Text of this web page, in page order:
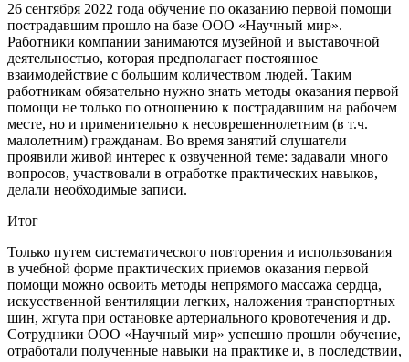
26 сентября 2022 года обучение по оказанию первой помощи
пострадавшим прошло на базе ООО «Научный мир».
Работники компании занимаются музейной и выставочной
деятельностью, которая предполагает постоянное
взаимодействие с большим количеством людей. Таким
работникам обязательно нужно знать методы оказания первой
помощи не только по отношению к пострадавшим на рабочем
месте, но и применительно к несоврешеннолетним (в т.ч.
малолетним) гражданам. Во время занятий слушатели
проявили живой интерес к озвученной теме: задавали много
вопросов, участвовали в отработке практических навыков,
делали необходимые записи.
Итог
Только путем систематического повторения и использования
в учебной форме практических приемов оказания первой
помощи можно освоить методы непрямого массажа сердца,
искусственной вентиляции легких, наложения транспортных
шин, жгута при остановке артериального кровотечения и др.
Сотрудники ООО «Научный мир» успешно прошли обучение,
отработали полученные навыки на практике и, в последствии,